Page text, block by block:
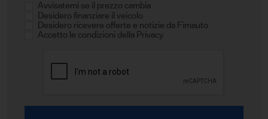
Avvisatemi se il prezzo cambia
Desidero finanziare il veicolo
Desidero ricevere offerte e notizie da Fimauto
Accetto le condizioni della Privacy